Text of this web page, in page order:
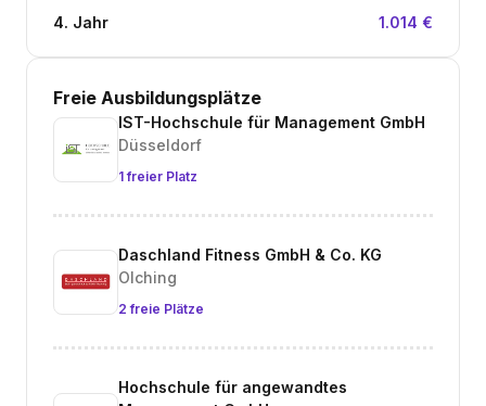
4. Jahr 1.014 €
Freie Ausbildungsplätze
IST-Hochschule für Management GmbH
Düsseldorf
1 freier Platz
Daschland Fitness GmbH & Co. KG
Olching
2 freie Plätze
Hochschule für angewandtes